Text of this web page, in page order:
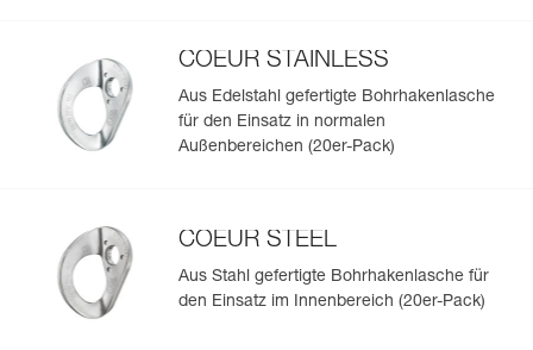
COEUR STAINLESS
Aus Edelstahl gefertigte Bohrhakenlasche
für den Einsatz in normalen
Außenbereichen (20er-Pack)
COEUR STEEL
Aus Stahl gefertigte Bohrhakenlasche für
den Einsatz im Innenbereich (20er-Pack)